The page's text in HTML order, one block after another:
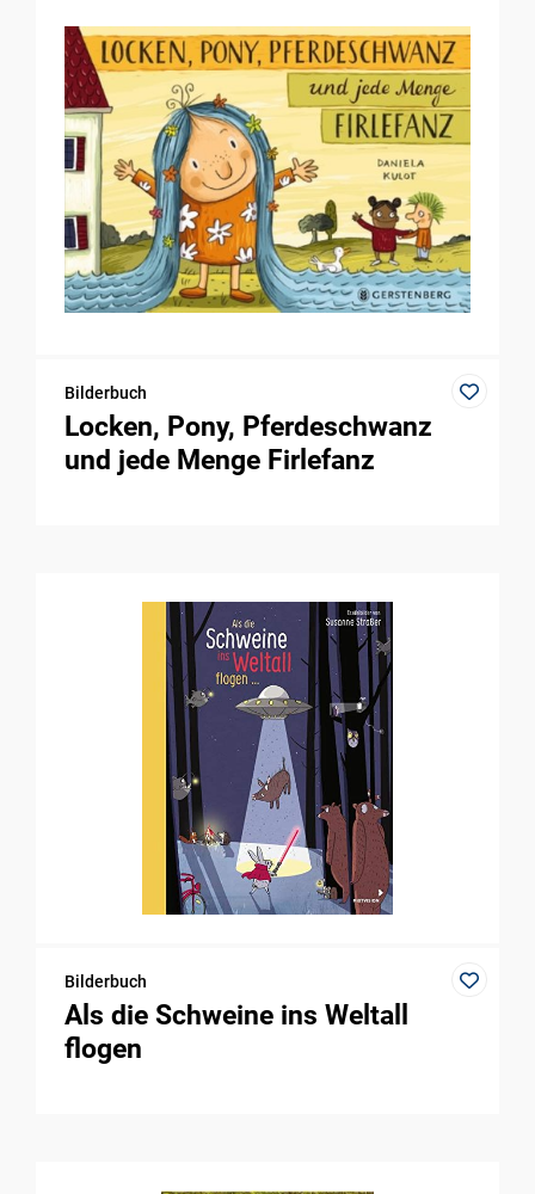
Bilderbuch
Locken, Pony, Pferde­schwanz
und jede Menge Firle­fanz
Bilderbuch
Als die Schweine ins Weltall
flogen